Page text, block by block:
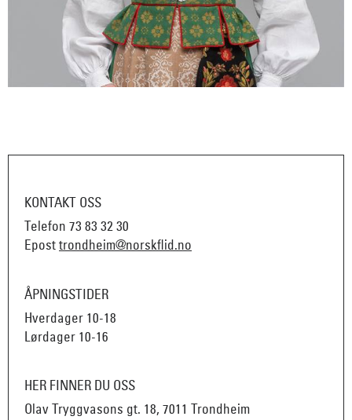
KONTAKT OSS
Telefon 73 83 32 30
Eposttrondheim@norskflid.no
ÅPNINGSTIDER
Hverdager 10-18
Lørdager 10-16
HER FINNER DU OSS
Olav Tryggvasons gt. 18, 7011 Trondheim